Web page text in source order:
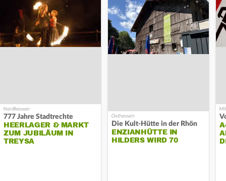
777 Jahre Stadtrechte
HEERLAGER & MARKT
ZUM JUBILÄUM IN
TREYSA
Die Kult-Hütte in der Rhön
ENZIANHÜTTE IN
HILDERS WIRD 70